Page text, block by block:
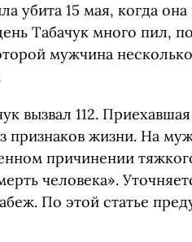
убита 15 мая, когда она
Табачук много пил,
мужчина
вызвал 112.
признаков жизни. На
причинении
человека».
По этой статье